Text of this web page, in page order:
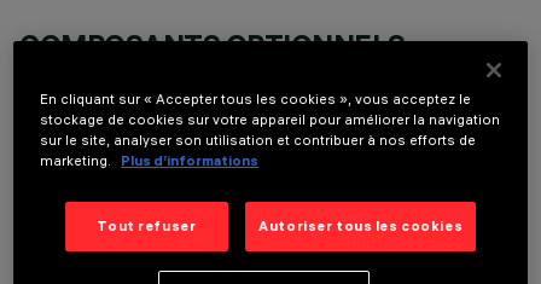
COMPOSANTS OPTIONNELS
DONNÉES TECHNIQUES
DERNIÈRE MISE À JOUR: 07/08/2026
En cliquant sur « Accepter tous les cookies », vous acceptez le
stockage de cookies sur votre appareil pour améliorer la navigation
sur le site, analyser son utilisation et contribuer à nos efforts de
marketing.
Plus d’informations
Tout refuser Autoriser tous les cookies